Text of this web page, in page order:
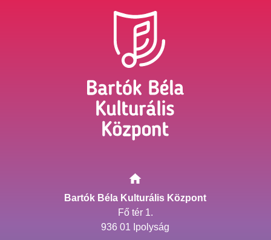
Bartók Béla Kulturális Központ
Fő tér 1.
936 01 Ipolyság